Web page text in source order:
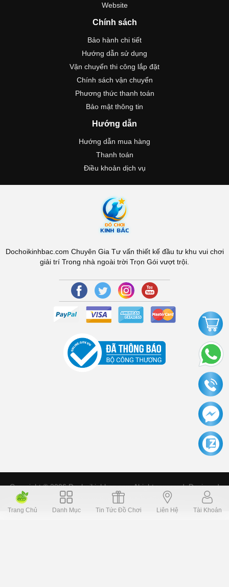
Website
Chính sách
Bảo hành chi tiết
Hướng dẫn sử dụng
Vận chuyển thi công lắp đặt
Chính sách vận chuyển
Phương thức thanh toán
Bảo mật thông tin
Hướng dẫn
Hướng dẫn mua hàng
Thanh toán
Điều khoản dịch vụ
Dochoikinhbac.com Chuyên Gia Tư vấn thiết kế đầu tư khu vui chơi
giải trí Trong nhà ngoài trời Trọn Gói vượt trội.
Copyright © 2006 Dochoikinhbac.com Alright reversed. Designed
Dochoikinhbac.vn.cung cấp bởi sapo
Trang Chủ
Danh Mục Tin Tức Đồ Chơi Liên Hệ Tài Khoản